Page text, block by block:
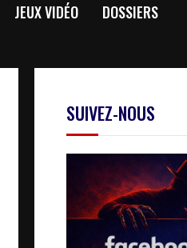
JEUX VIDÉO DOSSIERS
SUIVEZ-NOUS